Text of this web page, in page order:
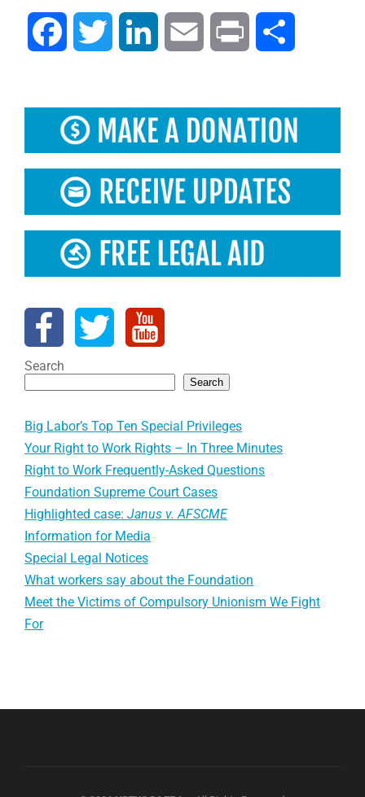
Facebook Twitter LinkedIn Email Print
Search
Search
Big Labor’s Top Ten Special Privileges
Your Right to Work Rights – In Three Minutes
Right to Work Frequently-Asked Questions
Foundation Supreme Court Cases
Highlighted case:Janus v. AFSCME
Information for Media
Special Legal Notices
What workers say about the Foundation
Meet the Victims of Compulsory Unionism We Fight
For